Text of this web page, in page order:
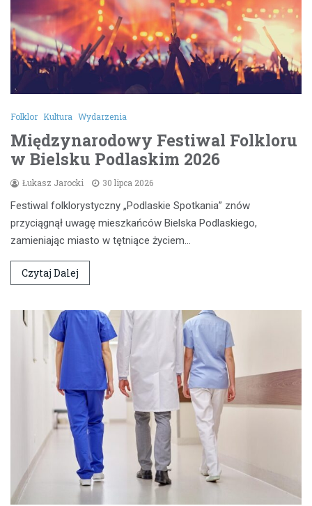
Folklor Kultura Wydarzenia
Międzynarodowy Festiwal Folkloru
w Bielsku Podlaskim 2026
Łukasz Jarocki 30 lipca 2026
Festiwal folklorystyczny „Podlaskie Spotkania” znów
przyciągnął uwagę mieszkańców Bielska Podlaskiego,
zamieniając miasto w tętniące życiem…
Czytaj Dalej